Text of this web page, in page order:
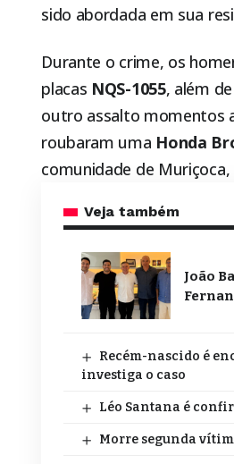
sido abordada em sua
Durante o crime, os
placas NQS-1055, além
outro assalto momentos
roubaram uma Honda
comunidade de
Veja também
João
Recém-nascido é
investiga o caso
Léo Santana é
Morre segunda